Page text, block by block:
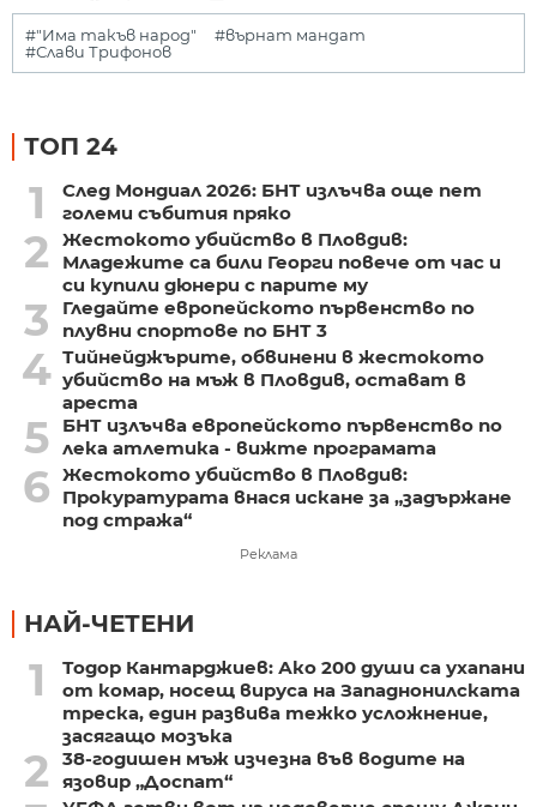
#"Има такъв народ"
#върнат мандат
#Слави Трифонов
ТОП 24
1
След Мондиал 2026: БНТ излъчва още пет
големи събития пряко
2
Жестокото убийство в Пловдив:
Младежите са били Георги повече от час и
си купили дюнери с парите му
3
Гледайте европейското първенство по
плувни спортове по БНТ 3
4 Тийнейджърите, обвинени в жестокото
убийство на мъж в Пловдив, остават в
ареста
5
БНТ излъчва европейското първенство по
лека атлетика - вижте програмата
6 Жестокото убийство в Пловдив:
Прокуратурата внася искане за „задържане
под стража“
Реклама
НАЙ-ЧЕТЕНИ
1
Тодор Кантарджиев: Ако 200 души са ухапани
от комар, носещ вируса на Западнонилската
треска, един развива тежко усложнение,
засягащо мозъка
2
38-годишен мъж изчезна във водите на
язовир „Доспат“